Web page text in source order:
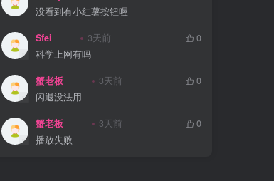
没看到有小红薯按钮喔
Sfei
0
科学上网有吗
蟹老板
0
闪退没法用
蟹老板 3天前
0
播放失败